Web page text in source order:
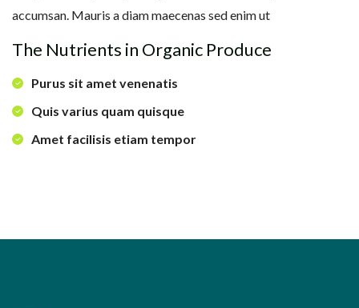
accumsan. Mauris a diam maecenas sed enim ut
The Nutrients in Organic Produce
Purus sit amet venenatis
Quis varius quam quisque
Amet facilisis etiam tempor